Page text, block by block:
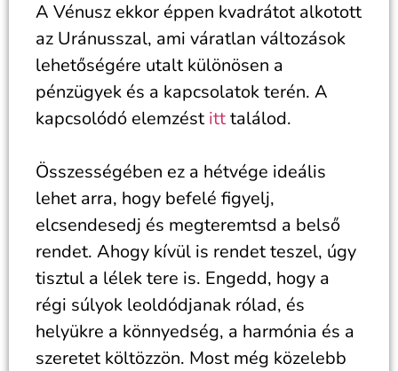
A Vénusz ekkor éppen kvadrátot alkotott
az Uránusszal, ami váratlan változások
lehetőségére utalt különösen a
pénzügyek és a kapcsolatok terén. A
kapcsolódó elemzést itttalálod.
Összességében ez a hétvége ideális
lehet arra, hogy befelé figyelj,
elcsendesedj és megteremtsd a belső
rendet. Ahogy kívül is rendet teszel, úgy
tisztul a lélek tere is. Engedd, hogy a
régi súlyok leoldódjanak rólad, és
helyükre a könnyedség, a harmónia és a
szeretet költözzön. Most még közelebb